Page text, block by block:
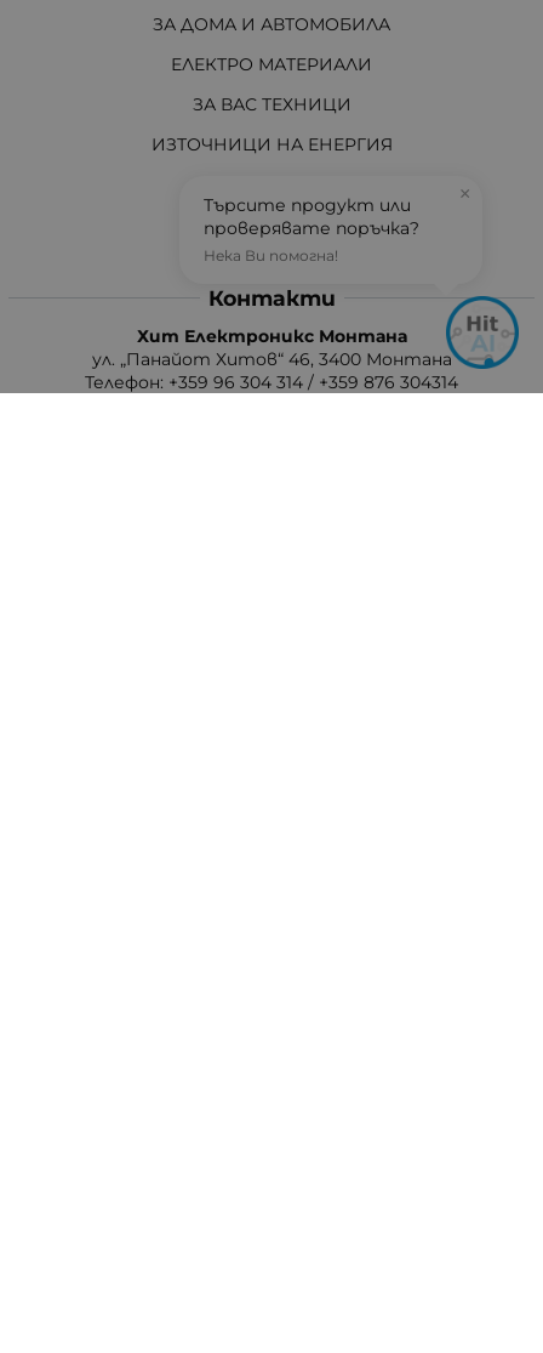
ЗА ДОМА И АВТОМОБИЛА
ЕЛЕКТРО МАТЕРИАЛИ
ЗА ВАС ТЕХНИЦИ
ИЗТОЧНИЦИ НА ЕНЕРГИЯ
АКТУАЛНО
Контакти
Хит Електроникс Монтана
ул. „Панайот Хитов“ 46, 3400 Монтана
Телефон: +359 96 304 314 / +359 876 304314
×
Търсите продукт или
проверявате поръчка?
Нека Ви помогна!